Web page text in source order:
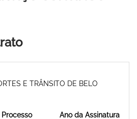
E TRÂNSITO DE BELO
Processo
Ano da Assinatura